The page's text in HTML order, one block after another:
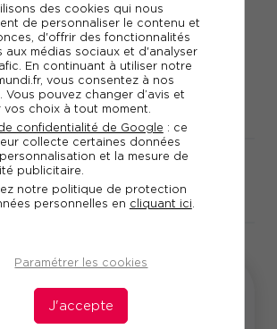
des cookies qui nous
de personnaliser le contenu et
d'offrir des fonctionnalités
aux médias sociaux et d'analyser
En continuant à utiliser notre
vous consentez à nos
Vous pouvez changer d’avis et
vos choix à tout moment.
confidentialité de Google : ce
collecte certaines données
et la mesure de
publicitaire.
notre politique de protection
personnelles en cliquant ici
Paramétrer les cookies
J'accepte
Réf. 11353
le programme
l’expérience client
synchrone + 3h de digital learning
ou à distance